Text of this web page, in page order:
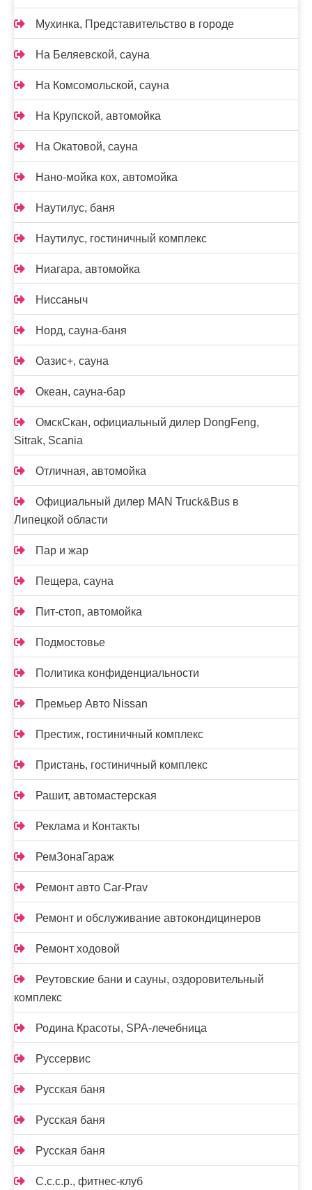
Мухинка, Представительство в городе
На Беляевской, сауна
На Комсомольской, сауна
На Крупской, автомойка
На Окатовой, сауна
Нано-мойка кох, автомойка
Наутилус, баня
Наутилус, гостиничный комплекс
Ниагара, автомойка
Ниссаныч
Норд, сауна-баня
Оазис+, сауна
Океан, сауна-бар
ОмскСкан, официальный дилер DongFeng,
Sitrak, Scania
Отличная, автомойка
Официальный дилер MAN Truck&Bus в
Липецкой области
Пар и жар
Пещера, сауна
Пит-стоп, автомойка
Подмостовье
Политика конфиденциальности
Премьер Авто Nissan
Престиж, гостиничный комплекс
Пристань, гостиничный комплекс
Рашит, автомастерская
Реклама и Контакты
РемЗонаГараж
Ремонт авто Car-Prav
Ремонт и обслуживание автокондицинеров
Ремонт ходовой
Реутовские бани и сауны, оздоровительный
комплекс
Родина Красоты, SPA-лечебница
Руссервис
Русская баня
Русская баня
Русская баня
С.с.с.р., фитнес-клуб